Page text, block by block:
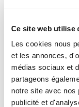
Ce site web utilise
Les cookies nous
et les annonces,
médias sociaux et
partageons
notre site avec nos
publicité et
HG9Z-
câble